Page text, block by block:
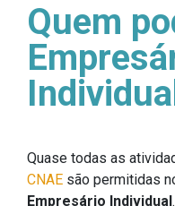
Quem
Quase todas as
CNAE são permitidas
Empresário Individual .